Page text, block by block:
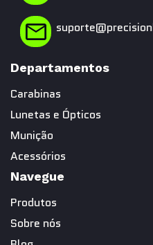
Departamentos
Carabinas
Lunetas e Ópticos
Munição
Acessórios
Navegue
Produtos
Sobre nós